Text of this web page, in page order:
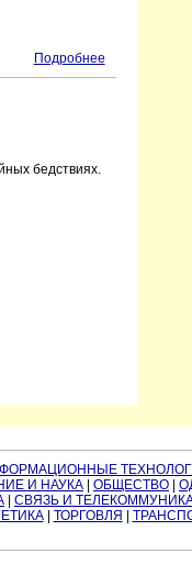
Подробнее
бедствиях.
И НАУКА ОБЩЕСТВО
СВЯЗЬ И
| ТОРГОВЛЯ